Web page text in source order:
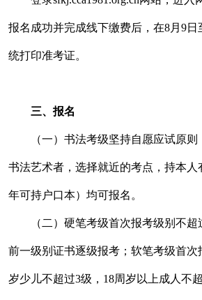
报名成功并完成线下缴费后，在8月9日
统打印准考证。
三、报名
（一）书法考级坚持自愿应试原
书法艺术者，选择就近的考点，持本人
年可持户口本）均可报名。
（二）硬笔考级首次报考级别不
前一级别证书逐级报考；软笔考级首次
岁少儿不超过3级，18周岁以上成人不